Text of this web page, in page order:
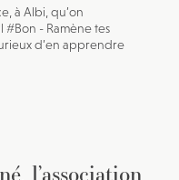
à Albi, qu’on
#Bon - Ramène tes
d’en apprendre
l’association